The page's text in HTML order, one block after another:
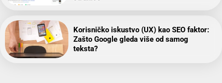
Korisničko iskustvo (UX) kao SEO faktor:
Zašto Google gleda više od samog
teksta?